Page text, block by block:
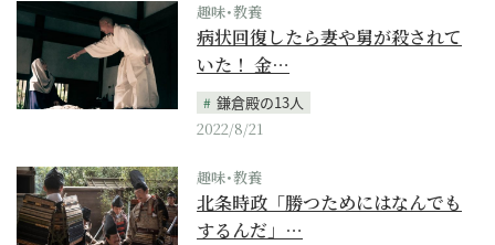
趣味･教養
病状回復したら妻や舅が殺されて
いた！ 金…
鎌倉殿の13人
2022/8/21
趣味･教養
北条時政「勝つためにはなんでも
するんだ」…